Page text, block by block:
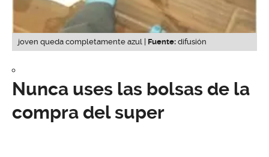
joven queda completamente azul | Fuente: difusión
Nunca uses las bolsas de la
compra del super